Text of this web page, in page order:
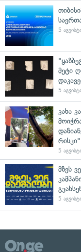
5
მეტი
5
კახა
რისკი"
5
მზეს
5